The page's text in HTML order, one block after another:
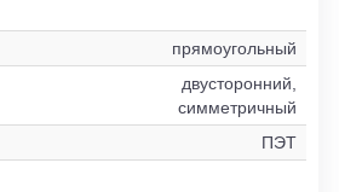
прямоугольный
двусторонний,
симметричный
ПЭТ